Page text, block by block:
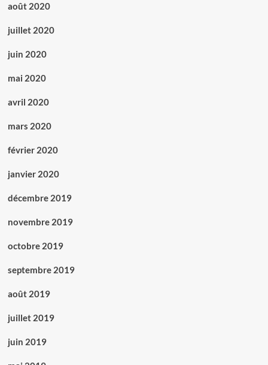
août 2020
juillet 2020
juin 2020
mai 2020
avril 2020
mars 2020
février 2020
janvier 2020
décembre 2019
novembre 2019
octobre 2019
septembre 2019
août 2019
juillet 2019
juin 2019